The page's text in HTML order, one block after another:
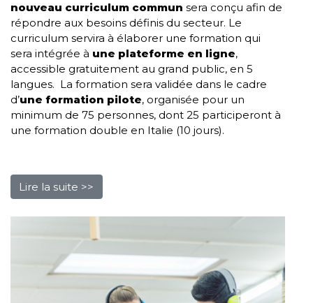
nouveau curriculum commun sera conçu afin de
répondre aux besoins définis du secteur. Le
curriculum servira à élaborer une formation qui
sera intégrée à une plateforme en ligne,
accessible gratuitement au grand public, en 5
langues. La formation sera validée dans le cadre
d’une formation pilote, organisée pour un
minimum de 75 personnes, dont 25 participeront à
une formation double en Italie (10 jours).
Lire la suite >>